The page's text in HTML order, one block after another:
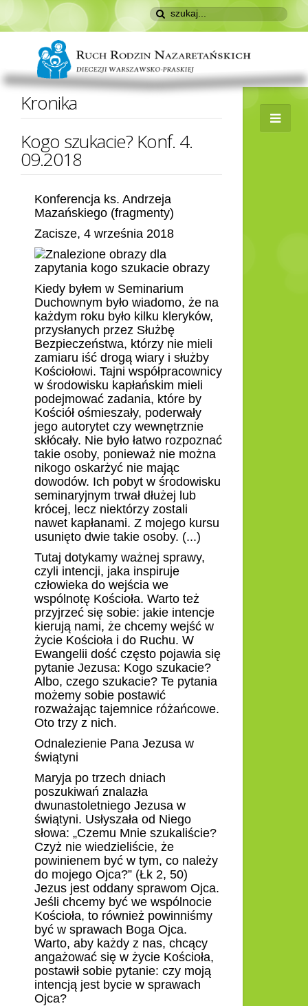
Kronika
Kogo szukacie? Konf. 4.
09.2018
Konferencja ks. Andrzeja
Mazańskiego (fragmenty)
Zacisze, 4 września 2018
Kiedy byłem w Seminarium
Duchownym było wiadomo, że na
każdym roku było kilku kleryków,
przysłanych przez Służbę
Bezpieczeństwa, którzy nie mieli
zamiaru iść drogą wiary i służby
Kościołowi. Tajni współpracownicy
w środowisku kapłańskim mieli
podejmować zadania, które by
Kościół ośmieszały, poderwały
jego autorytet czy wewnętrznie
skłócały. Nie było łatwo rozpoznać
takie osoby, ponieważ nie można
nikogo oskarżyć nie mając
dowodów. Ich pobyt w środowisku
seminaryjnym trwał dłużej lub
krócej, lecz niektórzy zostali
nawet kapłanami. Z mojego kursu
usunięto dwie takie osoby. (...)
Tutaj dotykamy ważnej sprawy,
czyli intencji, jaka inspiruje
człowieka do wejścia we
wspólnotę Kościoła. Warto też
przyjrzeć się sobie: jakie intencje
kierują nami, że chcemy wejść w
życie Kościoła i do Ruchu. W
Ewangelii dość często pojawia się
pytanie Jezusa: Kogo szukacie?
Albo, czego szukacie? Te pytania
możemy sobie postawić
rozważając tajemnice różańcowe.
Oto trzy z nich.
Odnalezienie Pana Jezusa w
świątyni
Maryja po trzech dniach
poszukiwań znalazła
dwunastoletniego Jezusa w
świątyni. Usłyszała od Niego
słowa: „Czemu Mnie szukaliście?
Czyż nie wiedzieliście, że
powinienem być w tym, co należy
do mojego Ojca?” (Łk 2, 50)
Jezus jest oddany sprawom Ojca.
Jeśli chcemy być we wspólnocie
Kościoła, to również powinniśmy
być w sprawach Boga Ojca.
Warto, aby każdy z nas, chcący
angażować się w życie Kościoła,
postawił sobie pytanie: czy moją
intencją jest bycie w sprawach
Ojca?